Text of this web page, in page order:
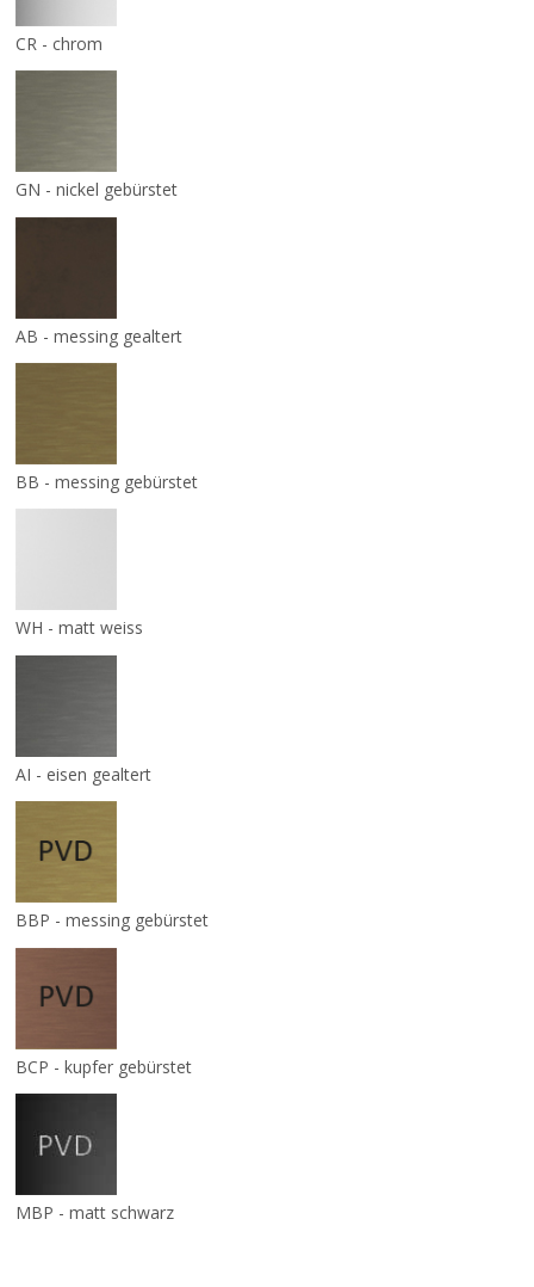
CR - chrom
GN - nickel gebürstet
AB - messing gealtert
BB - messing gebürstet
WH - matt weiss
AI - eisen gealtert
BBP - messing gebürstet
BCP - kupfer gebürstet
MBP - matt schwarz